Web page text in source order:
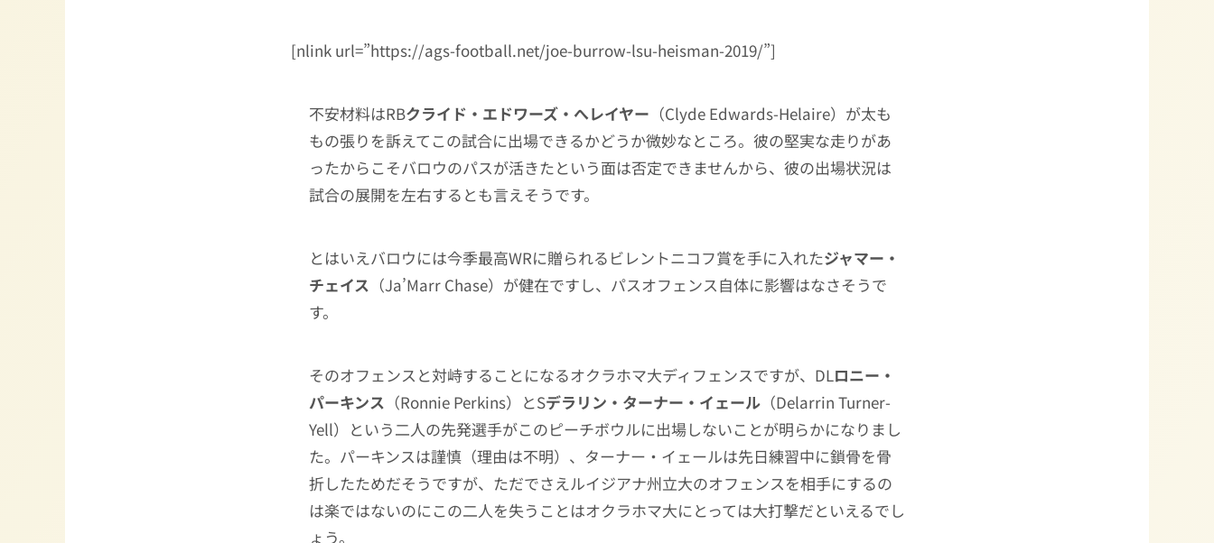
[nlink url=”https://ags-football.net/joe-burrow-lsu-heisman-2019/”]
不安材料はRBクライド・エドワーズ・へレイヤー （Clyde Edwards-Helaire）が太も
もの張りを訴えてこの試合に出場できるかどうか微妙なところ。彼の堅実な走りがあ
ったからこそバロウのパスが活きたという面は否定できませんから、彼の出場状況は
試合の展開を左右するとも言えそうです。
とはいえバロウには今季最高WRに贈られるビレントニコフ賞を手に入れたジャマー・
チェイス （Ja’Marr Chase）が健在ですし、パスオフェンス自体に影響はなさそうで
す。
そのオフェンスと対峙することになるオクラホマ大ディフェンスですが、DLロニー・
パーキンス （Ronnie Perkins）とSデラリン・ターナー・イェール （Delarrin Turner-
Yell）という二人の先発選手がこのピーチボウルに出場しないことが明らかになりまし
た。パーキンスは謹慎（理由は不明）、ターナー・イェールは先日練習中に鎖骨を骨
折したためだそうですが、ただでさえルイジアナ州立大のオフェンスを相手にするの
は楽ではないのにこの二人を失うことはオクラホマ大にとっては大打撃だといえるでし
ょう。